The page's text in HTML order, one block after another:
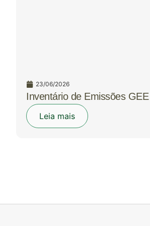
23/06/2026
Inventário de Emissões GEE
Leia mais